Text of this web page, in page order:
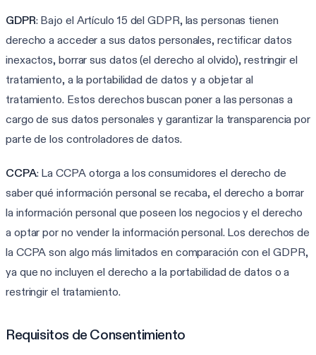
GDPR: Bajo el Artículo 15 del GDPR, las personas tienen
derecho a acceder a sus datos personales, rectificar datos
inexactos, borrar sus datos (el derecho al olvido), restringir el
tratamiento, a la portabilidad de datos y a objetar al
tratamiento. Estos derechos buscan poner a las personas a
cargo de sus datos personales y garantizar la transparencia por
parte de los controladores de datos.
CCPA: La CCPA otorga a los consumidores el derecho de
saber qué información personal se recaba, el derecho a borrar
la información personal que poseen los negocios y el derecho
a optar por no vender la información personal. Los derechos de
la CCPA son algo más limitados en comparación con el GDPR,
ya que no incluyen el derecho a la portabilidad de datos o a
restringir el tratamiento.
Requisitos de Consentimiento